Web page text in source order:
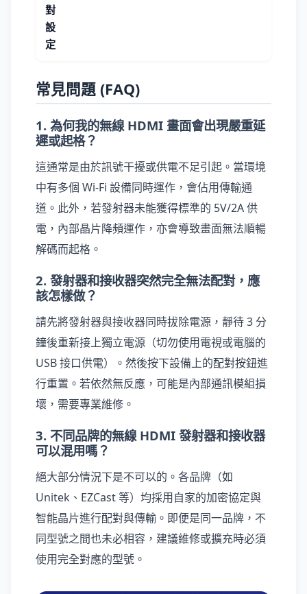
對
設
定
常見問題 (FAQ)
1. 為何我的無線 HDMI 畫面會出現嚴重延
遲或起格？
這通常是由於訊號干擾或供電不足引起。當環境
中有多個 Wi-Fi 設備同時運作，會佔用傳輸通
道。此外，若發射器未能獲得標準的 5V/2A 供
電，內部晶片降頻運作，亦會導致畫面無法順暢
解碼而起格。
2. 發射器和接收器突然完全無法配對，應
該怎樣做？
請先將發射器與接收器同時拔除電源，靜待 3 分
鐘後重新接上獨立電源（切勿使用電視或電腦的
USB 接口供電）。然後按下設備上的配對按鈕進
行重置。若依然無反應，可能是內部通訊模組損
壞，需要專業維修。
3. 不同品牌的無線 HDMI 發射器和接收器
可以混用嗎？
絕大部分情況下是不可以的。各品牌（如
Unitek、EZCast 等）均採用自家的加密協定與
智能晶片進行配對與傳輸。即便是同一品牌，不
同型號之間也未必相容，建議維修或擴充時必須
使用完全對應的型號。